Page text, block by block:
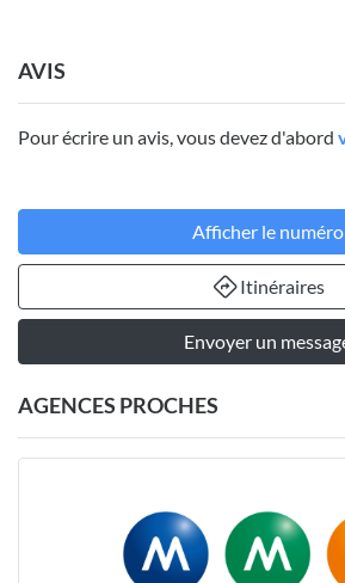
AVIS
Pour écrire un avis, vous devez d'abord
Afficher le numéro
Itinéraires
Envoyer un
AGENCES PROCHES